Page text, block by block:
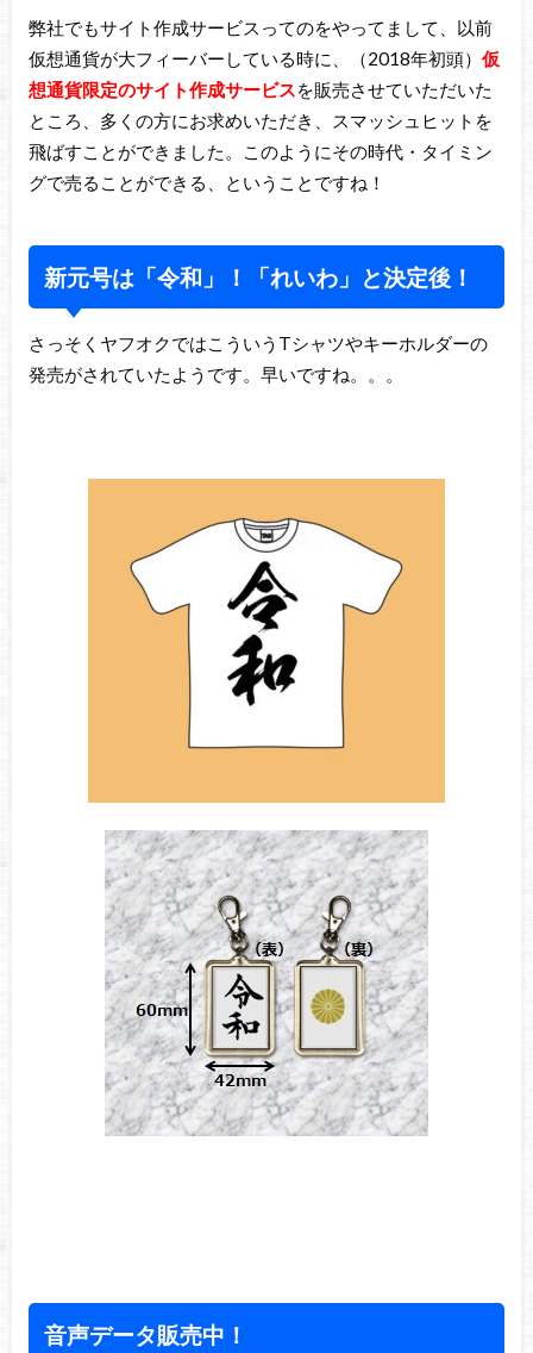
弊社でもサイト作成サービスってのをやってまして、以前
仮想通貨が大フィーバーしている時に、（2018年初頭） 仮
想通貨限定のサイト作成サービスを販売させていただいた
ところ、多くの方にお求めいただき、スマッシュヒットを
飛ばすことができました。このようにその時代・タイミン
グで売ることができる、ということですね！
新元号は「令和」！「れいわ」と決定後！
さっそくヤフオクではこういうTシャツやキーホルダーの
発売がされていたようです。早いですね。。。
音声データ販売中！